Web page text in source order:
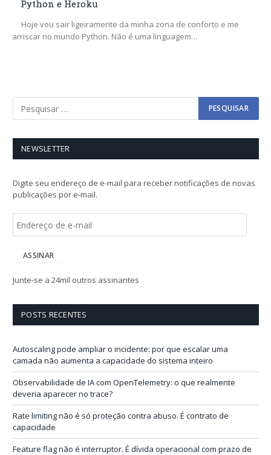
Python e Heroku
Hoje vou sair ligeiramente da minha zona de conforto e me
arriscar no mundo Python. Não é uma linguagem…
NEWSLETTER
Digite seu endereço de e-mail para receber notificações de novas
publicações por e-mail.
e
ç
i
l
ASSINAR
Junte-se a 24mil outros assinantes
POSTS RECENTES
Autoscaling pode ampliar o incidente: por que escalar uma
camada não aumenta a capacidade do sistema inteiro
Observabilidade de IA com OpenTelemetry: o que realmente
deveria aparecer no trace?
Rate limiting não é só proteção contra abuso. É contrato de
capacidade
Feature flag não é interruptor. É dívida operacional com prazo de